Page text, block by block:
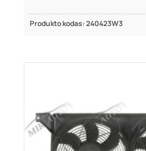
Produkto kodas: 240423W3